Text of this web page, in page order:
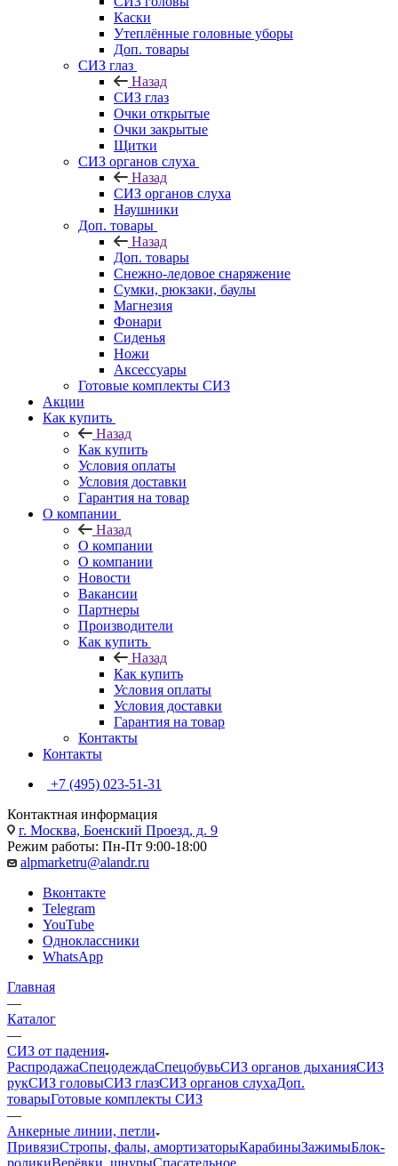
Каски
Утеплённые головные уборы
Доп. товары
СИЗ глаз
Назад
СИЗ глаз
Очки открытые
Очки закрытые
Щитки
СИЗ органов слуха
Назад
СИЗ органов слуха
Наушники
Доп. товары
Назад
Доп. товары
Снежно-ледовое снаряжение
Сумки, рюкзаки, баулы
Магнезия
Фонари
Сиденья
Ножи
Аксессуары
Готовые комплекты СИЗ
Акции
Как купить
Назад
Как купить
Условия оплаты
Условия доставки
Гарантия на товар
О компании
Назад
О компании
О компании
Новости
Вакансии
Партнеры
Производители
Как купить
Назад
Как купить
Условия оплаты
Условия доставки
Гарантия на товар
Контакты
Контакты
+7 (495) 023-51-31
Контактная информация
г. Москва, Боенский Проезд, д. 9
Режим работы: Пн-Пт 9:00-18:00
alpmarketru@alandr.ru
Вконтакте
Telegram
YouTube
Одноклассники
WhatsApp
Главная
—
Каталог
—
СИЗ от падения
РаспродажаСпецодеждаСпецобувьСИЗ органов дыханияСИЗ
рукСИЗ головыСИЗ глазСИЗ органов слухаДоп.
товарыГотовые комплекты СИЗ
—
Анкерные линии, петли
ПривязиСтропы, фалы, амортизаторыКарабиныЗажимыБлок-
роликиВерёвки, шнурыСпасательное